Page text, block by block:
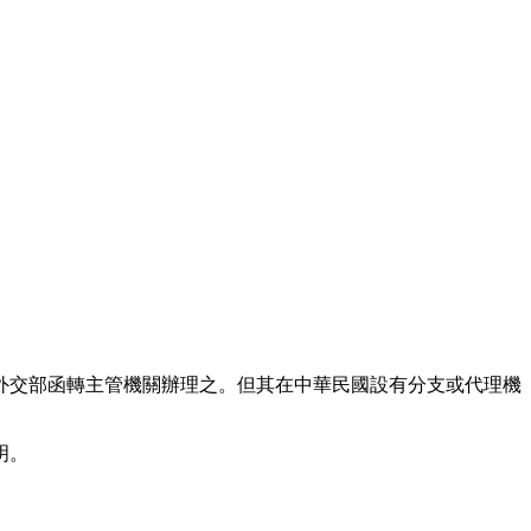
部函轉主管機關辦理之。但其在中華民國設有分支或代理機